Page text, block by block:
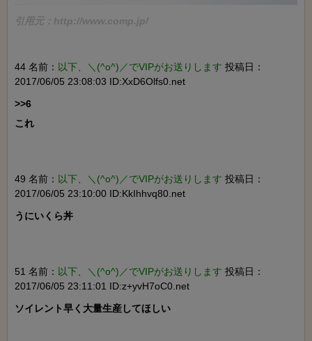
引用元：http://www.comp.jp/
44 名前： 以下、＼(^o^)／でVIPがお送りします 投稿日：
2017/06/05 23:08:03 ID:XxD6Olfs0.net
>>6
これ
49 名前： 以下、＼(^o^)／でVIPがお送りします 投稿日：
2017/06/05 23:10:00 ID:KkIhhvq80.net
うにいくら丼
51 名前： 以下、＼(^o^)／でVIPがお送りします 投稿日：
2017/06/05 23:11:01 ID:z+yvH7oC0.net
ソイレント早く大量生産してほしい